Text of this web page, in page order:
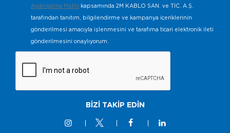
Aydınlatma Metni kapsamında 2M KABLO SAN. ve TİC. A.Ş.
tarafından tanıtım, bilgilendirme ve kampanya içeriklerinin
gönderilmesi amacıyla işlenmesini ve tarafıma ticari elektronik ileti
gönderilmesini onaylıyorum.
BİZİ TAKİP EDİN